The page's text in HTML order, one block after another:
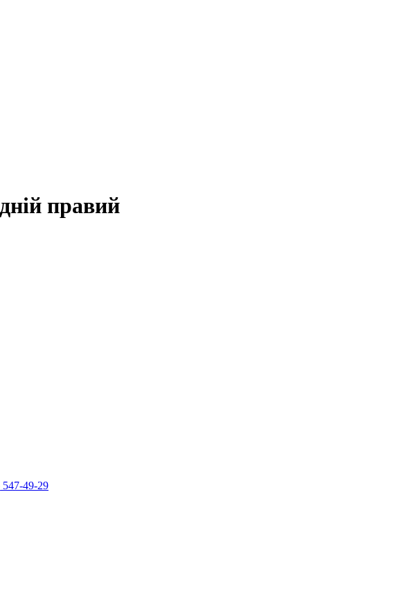
правий
547-49-29